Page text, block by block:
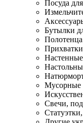
Посуда
Бутылки
Мусорные
Свечи,